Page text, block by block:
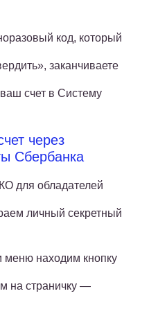
код, который
заканчиваете
счет в Систему
через
Сбербанка
для обладателей
личный секретный
находим кнопку
на страничку —